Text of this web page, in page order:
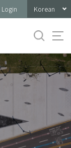
Login Korean